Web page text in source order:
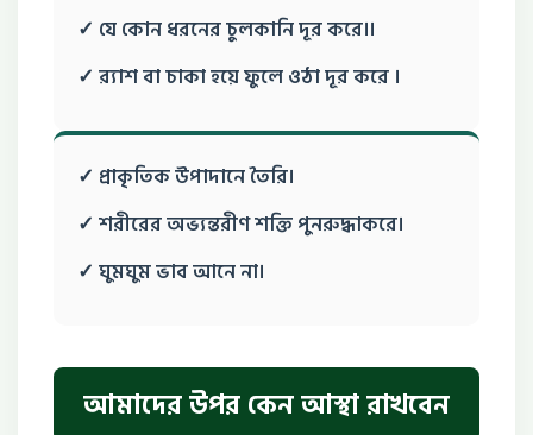
✓ যে কোন ধরনের চুলকানি দূর করে।।
✓ র‍্যাশ বা চাকা হয়ে ফুলে ওঠা দূর করে ।
✓ প্রাকৃতিক উপাদানে তৈরি।
✓ শরীরের অভ্যন্তরীণ শক্তি পুনরুদ্ধাকরে।
✓ ঘুমঘুম ভাব আনে না।
আমাদের উপর কেন আস্থা রাখবেন